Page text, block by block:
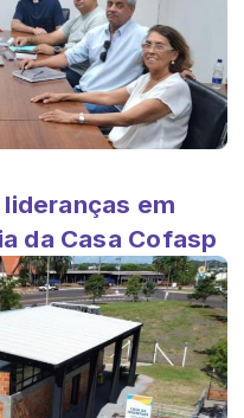
em
da Casa Cofasp